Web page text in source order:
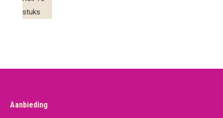
Aanbieding